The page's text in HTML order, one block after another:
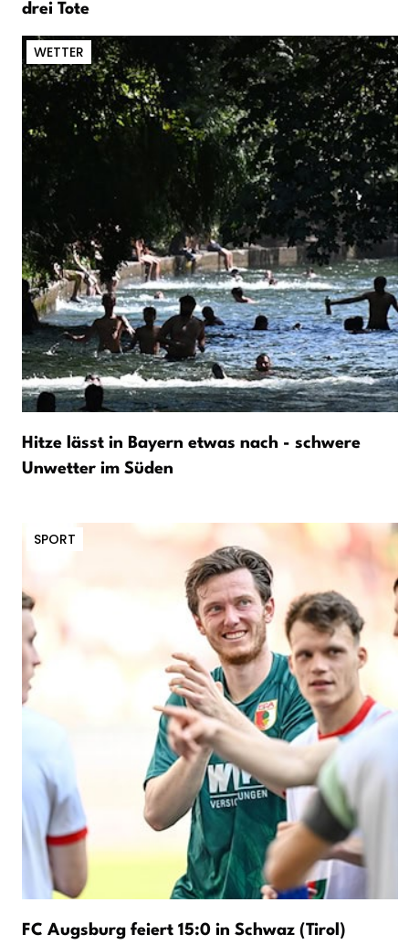
drei Tote
WETTER
Hitze lässt in Bayern etwas nach - schwere
Unwetter im Süden
SPORT
FC Augsburg feiert 15:0 in Schwaz (Tirol)